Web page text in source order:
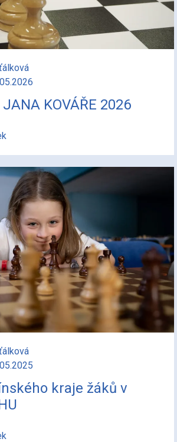
KOVÁŘE 2026
kraje žáků v